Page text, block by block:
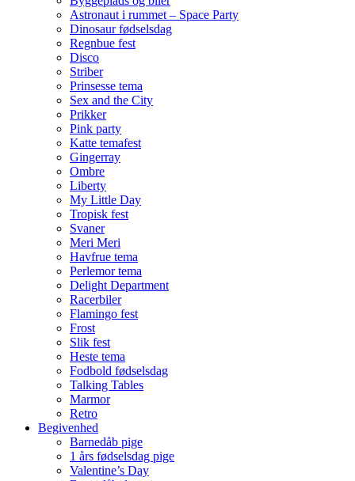
Astronaut i rummet – Space Party
Dinosaur fødselsdag
Regnbue fest
Disco
Striber
Prinsesse tema
Sex and the City
Prikker
Pink party
Katte temafest
Gingerray
Ombre
Liberty
My Little Day
Tropisk fest
Svaner
Meri Meri
Havfrue tema
Perlemor tema
Delight Department
Racerbiler
Flamingo fest
Frost
Slik fest
Heste tema
Fodbold fødselsdag
Talking Tables
Marmor
Retro
Begivenhed
Barnedåb pige
1 års fødselsdag pige
Valentine’s Day